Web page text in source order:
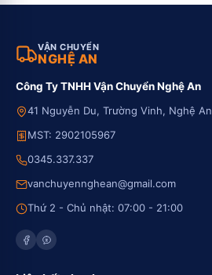
VẬN CHUYỂN
NGHỆ AN
Công Ty TNHH Vận Chuyển Nghệ An
41 Nguyễn Du, Trường Vinh, Nghệ An
MST: 2902105967
0345.337.337
vanchuyennghean@gmail.com
Thứ 2 - Chủ nhật: 07:00 - 21:00